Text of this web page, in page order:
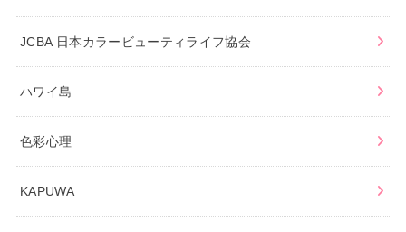
JCBA 日本カラービューティライフ協会
ハワイ島
色彩心理
KAPUWA